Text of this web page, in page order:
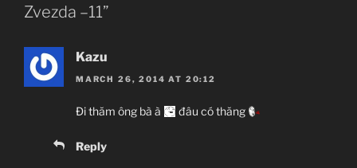
Zvezda –11”
Kazu
MARCH 26, 2014 AT 20:12
Đi thăm ông bà à đâu có thăng
Reply